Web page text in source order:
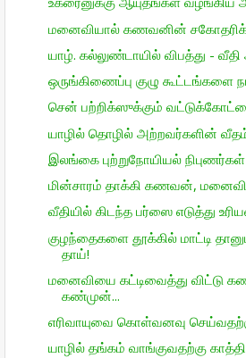
மனைவியால் கணவனின்
யாழ். கல்லுண்டாயில் விபத்து - வீதி
ஒருங்கிணைப்பு குழு கூட்டங்களை
சென் பற்றிக்ஸுக்கும்
யாழில் தொழில் அற்றவர்களின்
இலங்கை புற்றுநோயியல்
மின்சாரம் தாக்கி கணவன், மனைவி
வீதியில் கிடந்த பர்ஸை எடுத்து
குழந்தைகளை தூக்கில் மாட்டி
தாய்!
மனைவியை கட்டிவைத்து விட்டு
கண்முன்...
எரிவாயுவை கொள்வனவு
யாழில் தங்கம் வாங்குவதற்கு